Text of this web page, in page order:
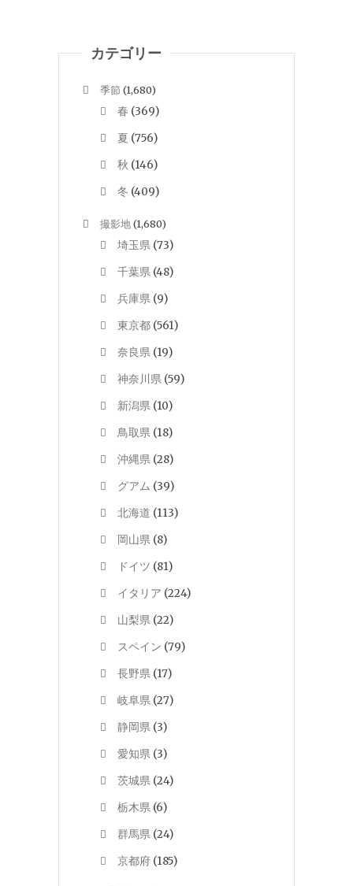
カテゴリー
季節 (1,680)
春 (369)
夏 (756)
秋 (146)
冬 (409)
撮影地(1,680)
埼玉県 (73)
千葉県 (48)
兵庫県 (9)
東京都 (561)
奈良県 (19)
神奈川県 (59)
新潟県 (10)
鳥取県 (18)
沖縄県 (28)
グアム (39)
北海道 (113)
岡山県 (8)
ドイツ (81)
イタリア (224)
山梨県 (22)
スペイン (79)
長野県 (17)
岐阜県 (27)
静岡県 (3)
愛知県 (3)
茨城県 (24)
栃木県 (6)
群馬県 (24)
京都府 (185)